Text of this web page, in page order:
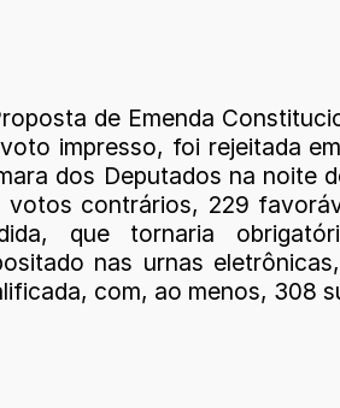
de Emenda
impresso, foi rejeitada
dos Deputados na noite
votos contrários, 229
que tornaria
nas urnas
com, ao menos, 308